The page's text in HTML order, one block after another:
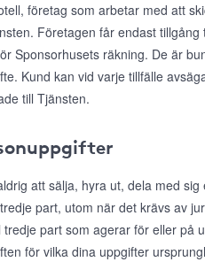
företag som arbetar med att
Företagen får endast
Sponsorhusets räkning. De är
Kund kan vid varje tillfälle
till Tjänsten.
att sälja, hyra ut, dela med
part, utom när det krävs av
part som agerar för eller på
för vilka dina uppgifter